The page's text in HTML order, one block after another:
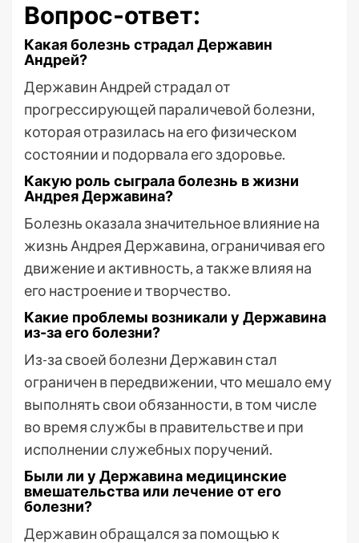
Вопрос-ответ:
Какая болезнь страдал Державин
Андрей?
Державин Андрей страдал от
прогрессирующей параличевой болезни,
которая отразилась на его физическом
состоянии и подорвала его здоровье.
Какую роль сыграла болезнь в жизни
Андрея Державина?
Болезнь оказала значительное влияние на
жизнь Андрея Державина, ограничивая его
движение и активность, а также влияя на
его настроение и творчество.
Какие проблемы возникали у Державина
из-за его болезни?
Из-за своей болезни Державин стал
ограничен в передвижении, что мешало ему
выполнять свои обязанности, в том числе
во время службы в правительстве и при
исполнении служебных поручений.
Были ли у Державина медицинские
вмешательства или лечение от его
болезни?
Державин обращался за помощью к